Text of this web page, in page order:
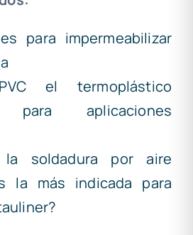
para impermeabilizar
el termoplástico
para aplicaciones
soldadura por aire
la más indicada para